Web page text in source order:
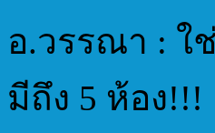
อ.วรรณา : ใ
มีถึง 5 ห้อง